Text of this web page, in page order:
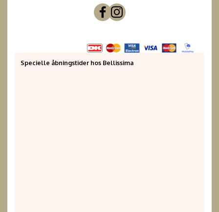
Specielle åbningstider hos Bellissima